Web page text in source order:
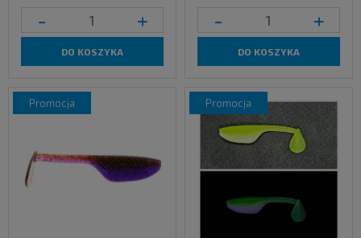
- +
DO KOSZYKA
- +
DO KOSZYKA
promocja promocja